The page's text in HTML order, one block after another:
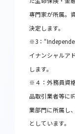
専門家が所属。
決定します。
※3：
イナンシャルア
します。
※４：外務員資
品取引業者等に
業部門に所属し
としています。